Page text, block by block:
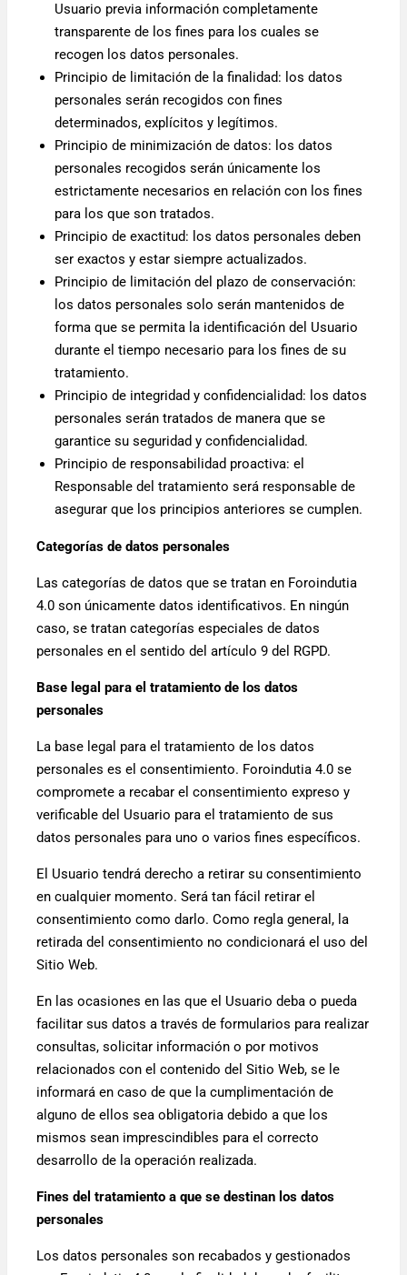
Usuario previa información completamente
transparente de los fines para los cuales se
recogen los datos personales.
Principio de limitación de la finalidad: los datos
personales serán recogidos con fines
determinados, explícitos y legítimos.
Principio de minimización de datos: los datos
personales recogidos serán únicamente los
estrictamente necesarios en relación con los fines
para los que son tratados.
Principio de exactitud: los datos personales deben
ser exactos y estar siempre actualizados.
Principio de limitación del plazo de conservación:
los datos personales solo serán mantenidos de
forma que se permita la identificación del Usuario
durante el tiempo necesario para los fines de su
tratamiento.
Principio de integridad y confidencialidad: los datos
personales serán tratados de manera que se
garantice su seguridad y confidencialidad.
Principio de responsabilidad proactiva: el
Responsable del tratamiento será responsable de
asegurar que los principios anteriores se cumplen.
Categorías de datos personales
Las categorías de datos que se tratan en Foroindutia
4.0 son únicamente datos identificativos. En ningún
caso, se tratan categorías especiales de datos
personales en el sentido del artículo 9 del RGPD.
Base legal para el tratamiento de los datos
personales
La base legal para el tratamiento de los datos
personales es el consentimiento. Foroindutia 4.0 se
compromete a recabar el consentimiento expreso y
verificable del Usuario para el tratamiento de sus
datos personales para uno o varios fines específicos.
El Usuario tendrá derecho a retirar su consentimiento
en cualquier momento. Será tan fácil retirar el
consentimiento como darlo. Como regla general, la
retirada del consentimiento no condicionará el uso del
Sitio Web.
En las ocasiones en las que el Usuario deba o pueda
facilitar sus datos a través de formularios para realizar
consultas, solicitar información o por motivos
relacionados con el contenido del Sitio Web, se le
informará en caso de que la cumplimentación de
alguno de ellos sea obligatoria debido a que los
mismos sean imprescindibles para el correcto
desarrollo de la operación realizada.
Fines del tratamiento a que se destinan los datos
personales
Los datos personales son recabados y gestionados